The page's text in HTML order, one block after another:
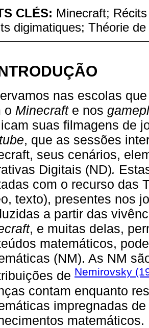
CLÉS: Minecraft;
digimatiques; Théorie de
nas escolas
o Minecrafte nos
suas filmagens de
, que as sessões
seus cenários,
Digitais (ND).
com o recurso das
texto), presentes nos
a partir das
, e muitas delas,
matemáticos,
(NM). As NM
de Nemirovsky
contam enquanto
impregnadas
matemáticos.